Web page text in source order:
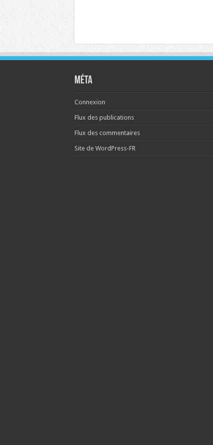
Méta
Connexion
Flux des publications
Flux des commentaires
Site de WordPress-FR